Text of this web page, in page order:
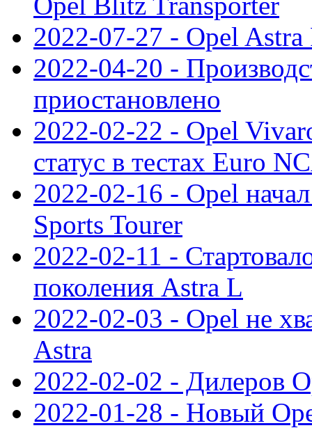
2022-07-27 - Opel
2022-04-20 -
приостановлено
2022-02-22 - Opel
статус в тестах Euro
2022-02-16 - Opel
Sports Tourer
2022-02-11 -
поколения Astra L
2022-02-03 - Opel не
Astra
2022-02-02 - Дилеров
2022-01-28 - Новый